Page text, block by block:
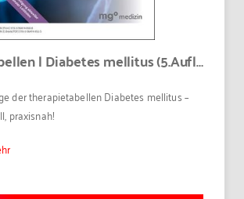
therapietabellen | Diabetes mellitus (5.Auflage)
der therapietabellen Diabetes mellitus –
praxisnah!